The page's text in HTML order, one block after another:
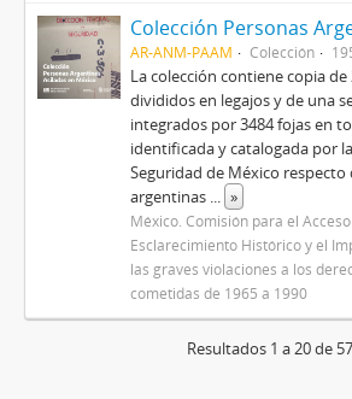
AR-ANM-PAAM Colección
La colección contiene copia
divididos en legajos y de una
integrados por 3484 fojas en
identificada y catalogada por
Seguridad de México respecto
argentinas ... »
México. Comisión para el
Esclarecimiento Histórico y el
las graves violaciones a los
cometidas de 1965 a 1990
Resultados 1 a 20 de 57